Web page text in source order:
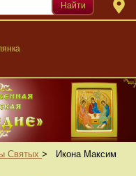
Найти
Святых >
Икона Максим